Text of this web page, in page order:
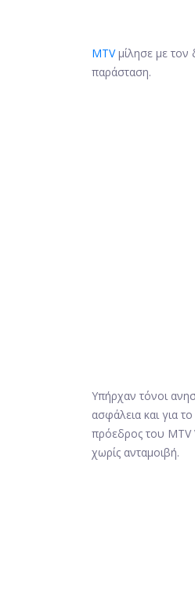
MTVμίλησε με τον
παράσταση.
Υπήρχαν τόνοι
ασφάλεια και για
πρόεδρος του MTV
χωρίς ανταμοιβή.